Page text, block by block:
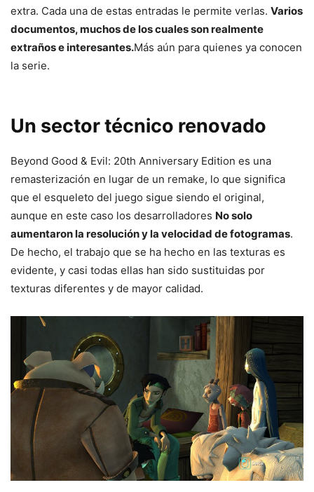
extra. Cada una de estas entradas le permite verlas. Varios
documentos, muchos de los cuales son realmente
extraños e interesantes.Más aún para quienes ya conocen
la serie.
Un sector técnico renovado
Beyond Good & Evil: 20th Anniversary Edition es una
remasterización en lugar de un remake, lo que significa
que el esqueleto del juego sigue siendo el original,
aunque en este caso los desarrolladores No solo
aumentaron la resolución y la velocidad de fotogramas.
De hecho, el trabajo que se ha hecho en las texturas es
evidente, y casi todas ellas han sido sustituidas por
texturas diferentes y de mayor calidad.